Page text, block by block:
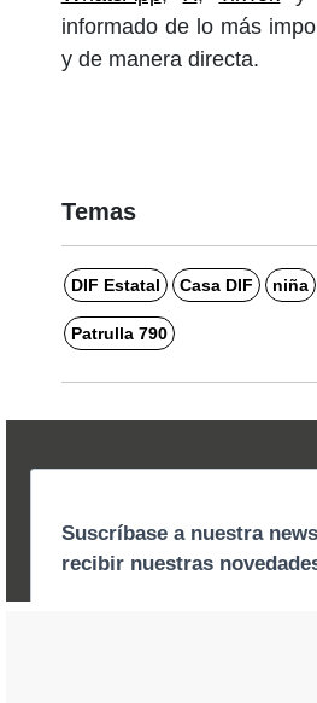
informado de lo más
y de manera directa.
Temas
DIF Estatal Casa DIF niña
Patrulla 790